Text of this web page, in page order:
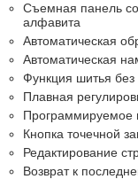
Съемная панель со
алфавита
Автоматическая
Автоматическая
Функция шитья без
Плавная
Программируемое
Кнопка точечной
Редактирование
Возврат к